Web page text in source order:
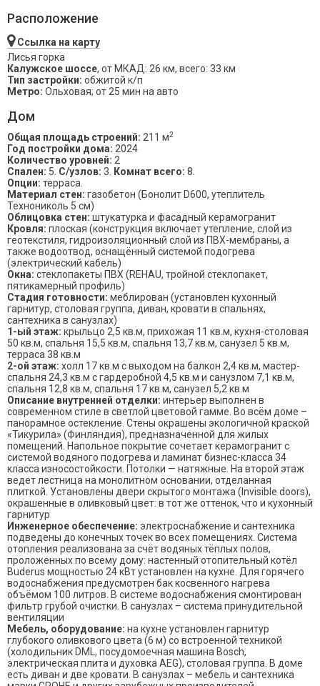
Расположение
Ссылка на карту
Лисья горка
Калужское шоссе, от МКАД: 26 км, всего: 33 км
Тип застройки: обжитой к/п
Метро: Ольховая; от 25 мин на авто
Дом
Общая площадь строений: 211 м2
Год постройки дома: 2024
Количество уровней: 2
Спален: 5. С/узлов: 3. Комнат всего: 8.
Опции: терраса.
Материал стен: газобетон (Бонолит D600, утеплитель
Технониколь 5 см)
Облицовка стен: штукатурка и фасадный керамогранит
Кровля: плоская (конструкция включает утепление, слой из
геотекстиля, гидроизоляционный слой из ПВХ-мембраны, а
также водоотвод, оснащённый системой подогрева
(электрический кабель)
Окна: стеклопакеты ПВХ (REHAU, тройной стеклопакет,
пятикамерный профиль)
Стадия готовности: меблирован (установлен кухонный
гарнитур, столовая группа, диван, кровати в спальнях,
сантехника в санузлах)
1-ый этаж: крыльцо 2,5 кв.м, прихожая 11 кв.м, кухня-столовая
50 кв.м, спальня 15,5 кв.м, спальня 13,7 кв.м, санузел 5 кв.м,
терраса 38 кв.м
2-ой этаж: холл 17 кв.м с выходом на балкон 2,4 кв.м, мастер-
спальня 24,3 кв.м с гардеробной 4,5 кв.м и санузлом 7,1 кв.м,
спальня 12,8 кв.м, спальня 17 кв.м, санузел 5,2 кв.м
Описание внутренней отделки: интерьер выполнен в
современном стиле в светлой цветовой гамме. Во всём доме –
панорамное остекление. Стены окрашены экологичной краской
«Тикурила» (Финляндия), предназначенной для жилых
помещений. Напольное покрытие сочетает керамогранит с
системой водяного подогрева и ламинат бизнес-класса 34
класса износостойкости. Потолки — натяжные. На второй этаж
ведет лестница на монолитном основании, отделанная
плиткой. Установлены двери скрытого монтажа (Invisible doors),
окрашенные в оливковый цвет: в тот же оттенок, что и кухонный
гарнитур
Инженерное обеспечение: электроснабжение и сантехника
подведены до конечных точек во всех помещениях. Система
отопления реализована за счёт водяных тёплых полов,
проложенных по всему дому: настенный отопительный котёл
Buderus мощностью 24 кВт установлен на кухне. Для горячего
водоснабжения предусмотрен бак косвенного нагрева
объёмом 100 литров. В системе водоснабжения смонтирован
фильтр грубой очистки. В санузлах – система принудительной
вентиляции
Мебель, оборудование: на кухне установлен гарнитур
глубокого оливкового цвета (6 м) со встроенной техникой
(холодильник DML, посудомоечная машина Bosch,
электрическая плита и духовка AEG), столовая группа. В доме
есть диван и две кровати. В санузлах – мебель и сантехника